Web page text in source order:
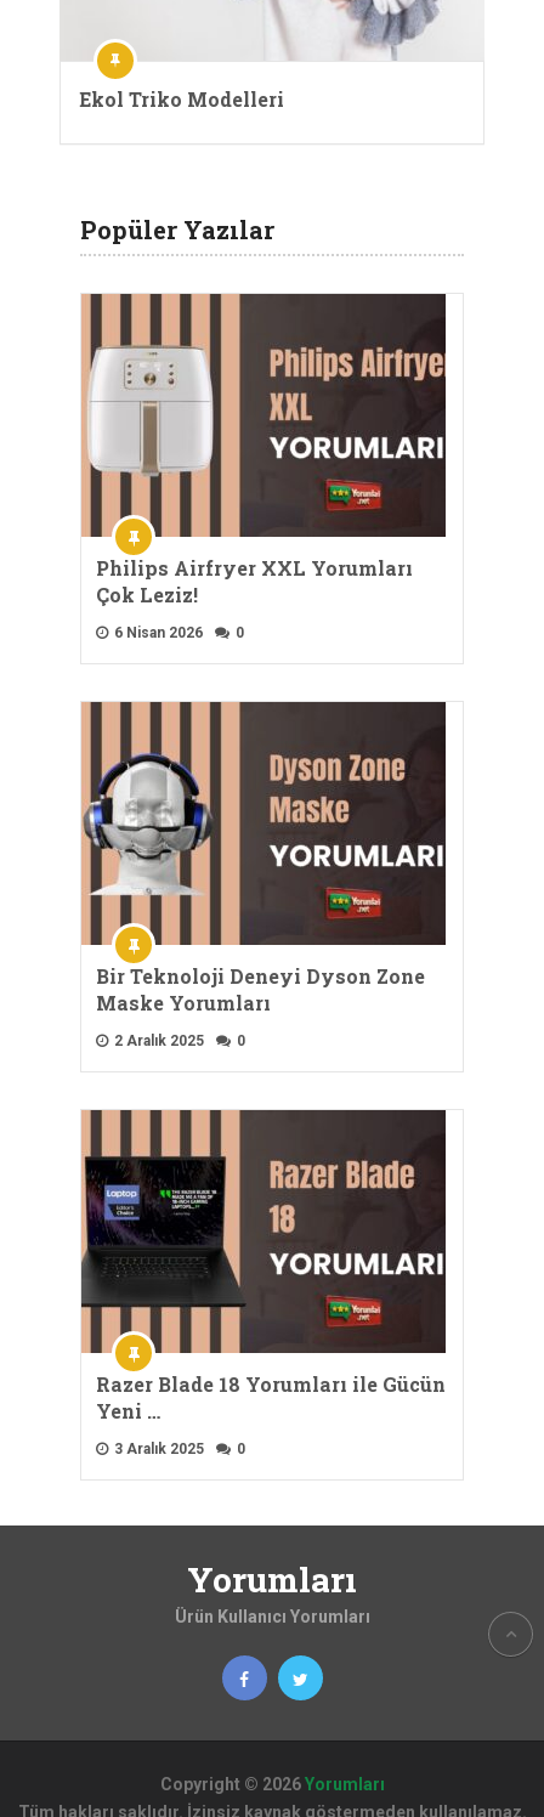
Ekol Triko Modelleri
Popüler Yazılar
Philips Airfryer XXL Yorumları
Çok Leziz!
6 Nisan 2026 0
Bir Teknoloji Deneyi Dyson Zone
Maske Yorumları
2 Aralık 2025 0
Razer Blade 18 Yorumları ile Gücün
Yeni …
3 Aralık 2025 0
Yorumları
Ürün Kullanıcı Yorumları
Copyright © 2026Yorumları
Tüm hakları saklıdır. İzinsiz kaynak göstermeden kullanılamaz.